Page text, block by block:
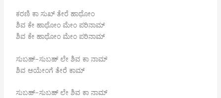
ಕರಣಿ ಕಾ ಸುಖ್ ತೇರೆ ಹಾಥೋಂ
ಶಿವ ಕೇ ಹಾಥೋಂ ಮೇಂ ಪರಿನಾಮ್
ಶಿವ ಕೇ ಹಾಥೋಂ ಮೇಂ ಪರಿನಾಮ್
ಸುಬಹ್-ಸುಬಹ್ ಲೇ ಶಿವ ಕಾ ನಾಮ್
ಶಿವ ಆಯೇಂಗೆ ತೇರೆ ಕಾಮ್
ಸುಬಹ್-ಸುಬಹ್ ಲೇ ಶಿವ ಕಾ ನಾಮ್